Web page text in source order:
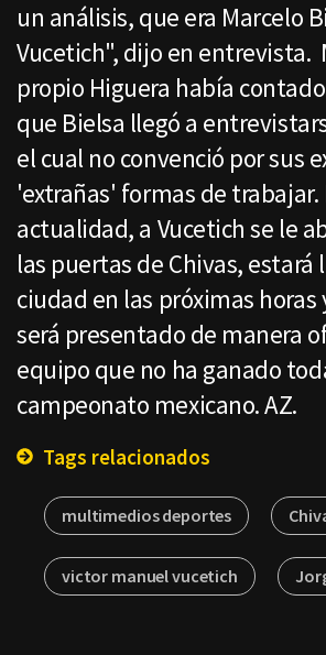
un análisis, que era Marcelo
Vucetich", dijo en entrevista.
propio Higuera había
que Bielsa llegó a
el cual no convenció por sus
'extrañas' formas de trabajar.
actualidad, a Vucetich se le
las puertas de Chivas, estará
ciudad en las próximas horas
será presentado de manera
equipo que no ha ganado
campeonato mexicano. AZ.
Tags relacionados
multimedios deportes
victor manuel vucetich